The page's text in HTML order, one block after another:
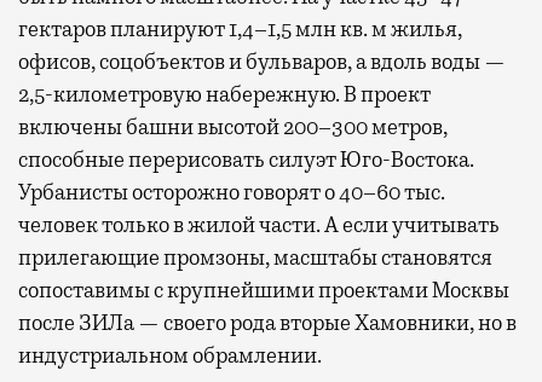
гектаров планируют 1,4–1,5 млн кв. м жилья,
офисов, соцобъектов и бульваров, а вдоль воды —
2,5-километровую набережную. В проект
включены башни высотой 200–300 метров,
способные перерисовать силуэт Юго-Востока.
Урбанисты осторожно говорят о 40–60 тыс.
человек только в жилой части. А если учитывать
прилегающие промзоны, масштабы становятся
сопоставимы с крупнейшими проектами Москвы
после ЗИЛа — своего рода вторые Хамовники, но в
индустриальном обрамлении.